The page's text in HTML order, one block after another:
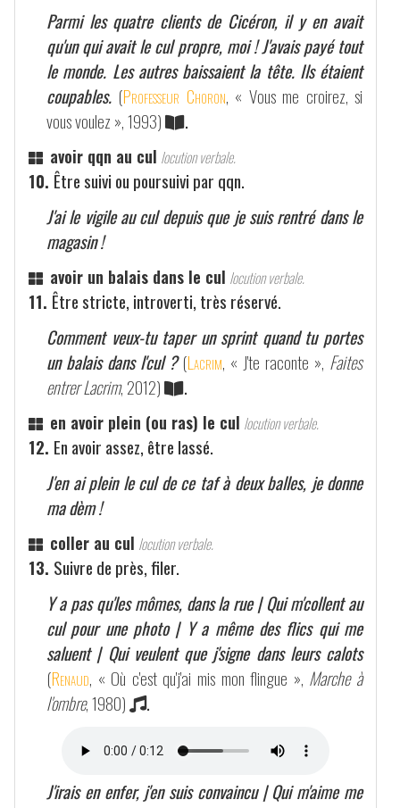
Parmi les quatre clients de Cicéron, il y en avait
qu'un qui avait le cul propre, moi ! J'avais payé tout
le monde. Les autres baissaient la tête. Ils étaient
coupables. (Professeur Choron, « Vous me croirez, si
vous voulez », 1993)
.
avoir qqn au cul locution verbale.
10. Être suivi ou poursuivi par qqn.
J'ai le vigile au cul depuis que je suis rentré dans le
magasin !
avoir un balais dans le cul locution verbale.
11. Être stricte, introverti, très réservé.
Comment veux-tu taper un sprint quand tu portes
un balais dans l'cul ? (Lacrim, « J'te raconte », Faites
entrer Lacrim, 2012) .
en avoir plein (ou ras) le cul locution verbale.
12. En avoir assez, être lassé.
J'en ai plein le cul de ce taf à deux balles, je donne
ma dèm !
coller au cul locution verbale.
13. Suivre de près, filer.
Y a pas qu'les mômes, dans la rue | Qui m'collent au
cul pour une photo | Y a même des flics qui me
saluent | Qui veulent que j'signe dans leurs calots
(Renaud, « Où c'est qu'j'ai mis mon flingue », Marche à
l'ombre, 1980) .
J'irais en enfer, j'en suis convaincu | Qui m'aime me